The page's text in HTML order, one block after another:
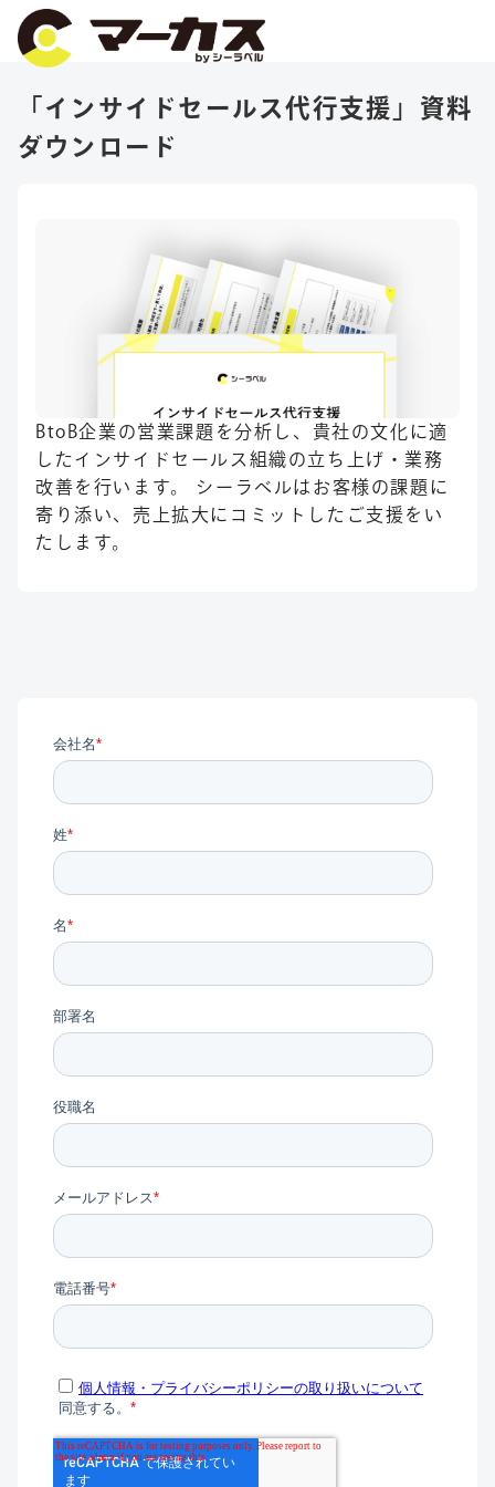
「インサイドセールス代行支援」資料
ダウンロード
BtoB企業の営業課題を分析し、貴社の文化に適
したインサイドセールス組織の立ち上げ・業務
改善を行います。 シーラベルはお客様の課題に
寄り添い、売上拡大にコミットしたご支援をい
たします。